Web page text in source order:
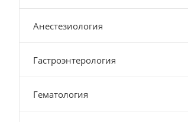
Анестезиология
Гастроэнтерология
Гематология